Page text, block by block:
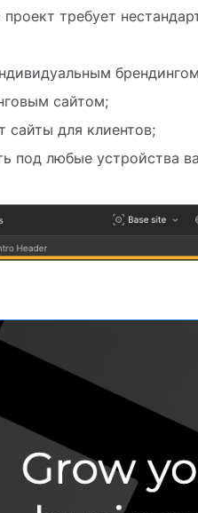
требует
сайтом;
сайты для клиентов;
под любые устройства